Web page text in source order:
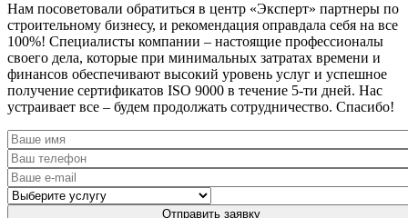
Нам посоветовали обратиться в центр «Эксперт» партнеры по
строительному бизнесу, и рекомендация оправдала себя на все
100%! Специалисты компании – настоящие профессионалы
своего дела, которые при минимальных затратах времени и
финансов обеспечивают высокий уровень услуг и успешное
получение сертификатов ISO 9000 в течение 5-ти дней. Нас
устраивает все – будем продолжать сотрудничество. Спасибо!